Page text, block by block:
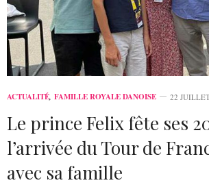
ACTUALITÉ, FAMILLE ROYALE DANOISE 22
Le prince Felix fête ses
l’arrivée du Tour de
avec sa famille